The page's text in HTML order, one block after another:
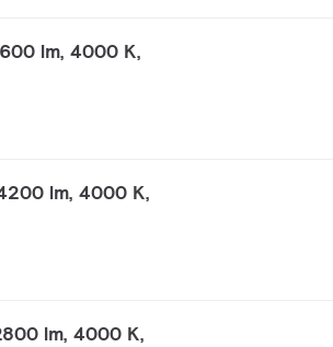
lm, 4000 K,
lm, 4000 K,
lm, 4000 K,